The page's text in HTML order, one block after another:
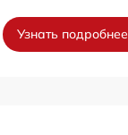
Узнать подробнее